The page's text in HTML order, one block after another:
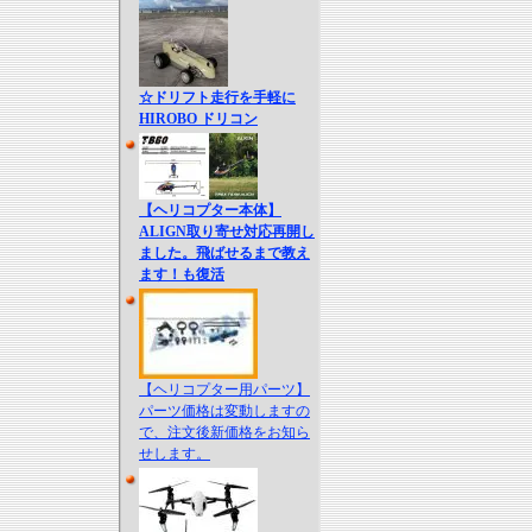
☆ドリフト走行を手軽に
HIROBO ドリコン
【ヘリコプター本体】
ALIGN取り寄せ対応再開し
ました。飛ばせるまで教え
ます！も復活
【ヘリコプター用パーツ】
パーツ価格は変動しますの
で、注文後新価格をお知ら
せします。